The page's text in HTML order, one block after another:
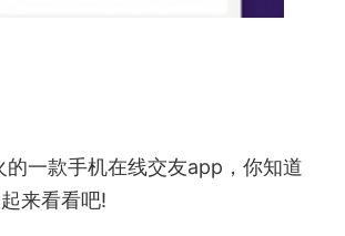
的一款手机在线交友app，你知道
来看看吧!